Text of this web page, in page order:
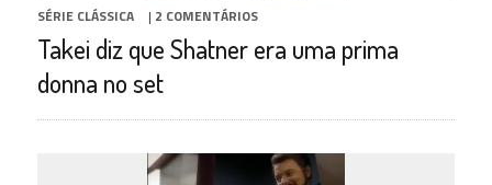
SÉRIE CLÁSSICA | 2 COMENTÁRIOS
Takei diz que Shatner era uma prima
donna no set